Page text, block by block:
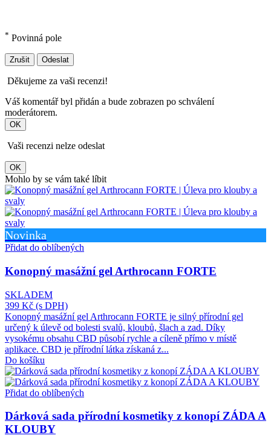
* Povinná pole
Zrušit Odeslat
Děkujeme za vaši recenzi!
Váš komentář byl přidán a bude zobrazen po schválení
moderátorem.
OK
Vaši recenzi nelze odeslat
OK
Mohlo by se vám také líbit
Novinka
Přidat do oblíbených
Konopný masážní gel Arthrocann FORTE
SKLADEM
399 Kč (s DPH)
Konopný masážní gel Arthrocann FORTE je silný přírodní gel
určený k úlevě od bolesti svalů, kloubů, šlach a zad. Díky
vysokému obsahu CBD působí rychle a cíleně přímo v místě
aplikace. CBD je přírodní látka získaná z...
Do košíku
Přidat do oblíbených
Dárková sada přírodní kosmetiky z konopí ZÁDA A
KLOUBY